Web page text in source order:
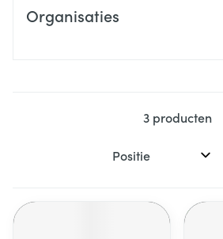
Organisaties
3producten
Sorteer op: